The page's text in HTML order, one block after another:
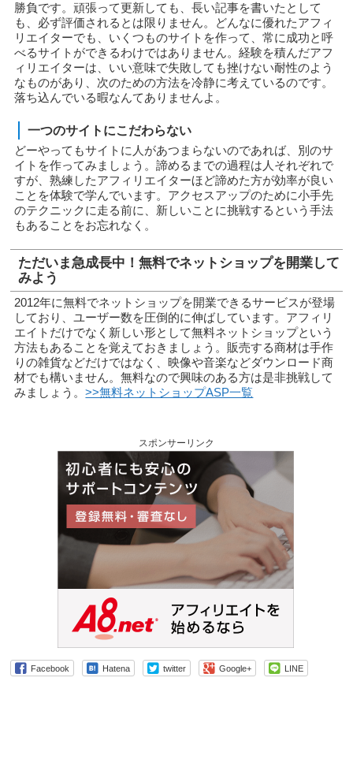
勝負です。頑張って更新しても、長い記事を書いたとして
も、必ず評価されるとは限りません。どんなに優れたアフィ
リエイターでも、いくつものサイトを作って、常に成功と呼
べるサイトができるわけではありません。経験を積んだアフ
ィリエイターは、いい意味で失敗しても挫けない耐性のよう
なものがあり、次のための方法を冷静に考えているのです。
落ち込んでいる暇なんてありませんよ。
一つのサイトにこだわらない
どーやってもサイトに人があつまらないのであれば、別のサ
イトを作ってみましょう。諦めるまでの過程は人それぞれで
すが、熟練したアフィリエイターほど諦めた方が効率が良い
ことを体験で学んでいます。アクセスアップのために小手先
のテクニックに走る前に、新しいことに挑戦するという手法
もあることをお忘れなく。
ただいま急成長中！無料でネットショップを開業して
みよう
2012年に無料でネットショップを開業できるサービスが登場
しており、ユーザー数を圧倒的に伸ばしています。アフィリ
エイトだけでなく新しい形として無料ネットショップという
方法もあることを覚えておきましょう。販売する商材は手作
りの雑貨などだけではなく、映像や音楽などダウンロード商
材でも構いません。無料なので興味のある方は是非挑戦して
みましょう。>>無料ネットショップASP一覧
スポンサーリンク
Facebook Hatena twitter Google+ LINE